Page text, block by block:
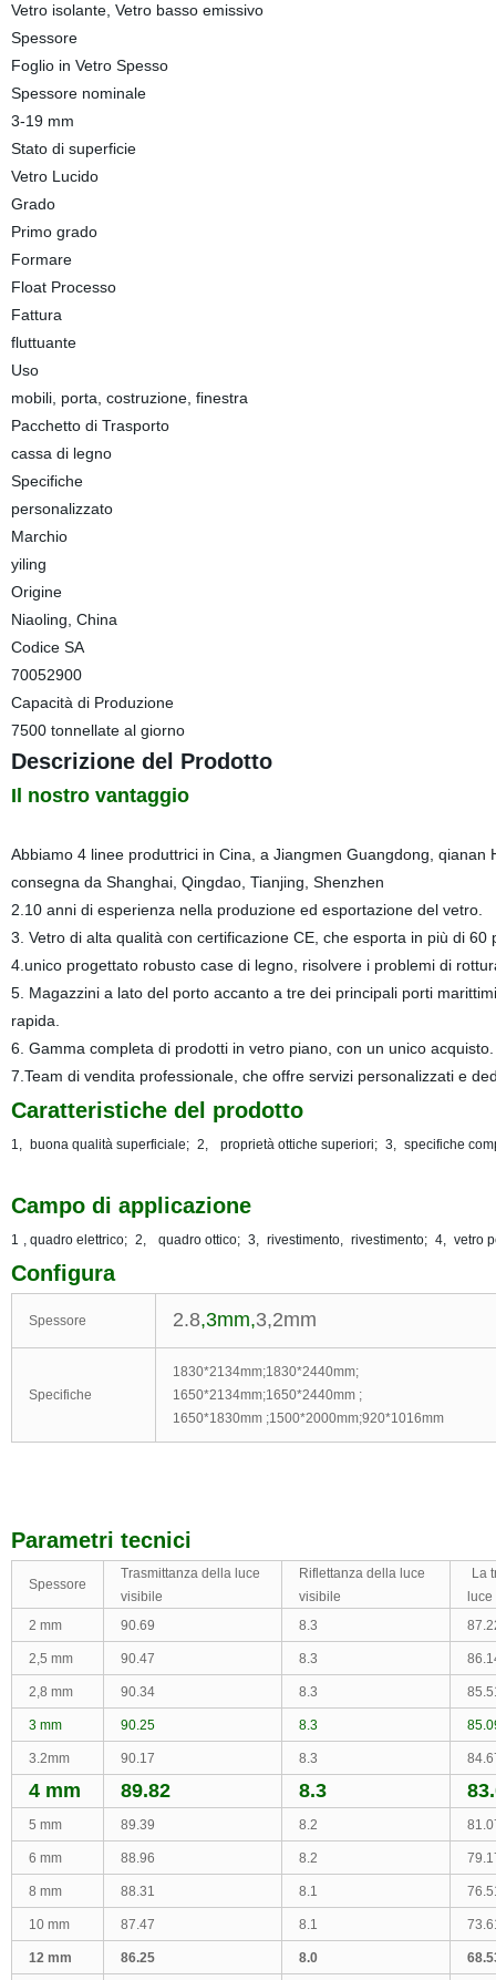
Vetro isolante, Vetro basso emissivo
Spessore
Foglio in Vetro Spesso
Spessore nominale
3-19 mm
Stato di superficie
Vetro Lucido
Grado
Primo grado
Formare
Float Processo
Fattura
fluttuante
Uso
mobili, porta, costruzione, finestra
Pacchetto di Trasporto
cassa di legno
Specifiche
personalizzato
Marchio
yiling
Origine
Niaoling, China
Codice SA
70052900
Capacità di Produzione
7500 tonnellate al giorno
Descrizione del Prodotto
Il nostro vantaggio
Abbiamo 4 linee produttrici in Cina, a Jiangmen Guangdong,
consegna da Shanghai, Qingdao, Tianjing, Shenzhen
2.10 anni di esperienza nella produzione ed esportazione del vetro.
3. Vetro di alta qualità con certificazione CE, che esporta in più di 60
4.unico progettato robusto case di legno, risolvere i problemi di
5. Magazzini a lato del porto accanto a tre dei principali porti
rapida.
6. Gamma completa di prodotti in vetro piano, con un unico acquisto.
7.Team di vendita professionale, che offre servizi personalizzati e
Caratteristiche del prodotto
1, buona qualità superficiale; 2, proprietà ottiche superiori; 3, specifiche
Campo di applicazione
1 , quadro elettrico; 2, quadro ottico; 3, rivestimento, rivestimento; 4, vetro
Configura
Spessore 2.8,3mm,3,2mm
Specifiche
1830*2134mm;1830*2440mm;
1650*2134mm;1650*2440mm ;
1650*1830mm ;1500*2000mm;920*1016mm
Parametri tecnici
Spessore
Trasmittanza della luce
visibile
Riflettanza della luce
visibile
La
2 mm
90.69 8.3
2,5 mm 90.47 8.3
2,8 mm 90.34 8.3
3 mm 90.25 8.3
3.2mm 90.17 8.3
4 mm 89.82 8.3
5 mm 89.39 8.2
6 mm 88.96 8.2
8 mm 88.31 8.1
10 mm 87.47 8.1
12 mm 86.25 8.0